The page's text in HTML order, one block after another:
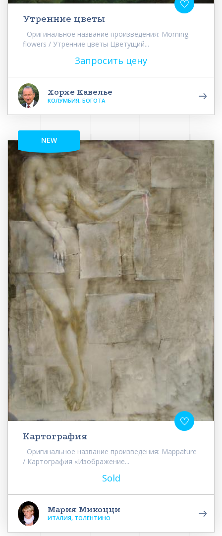
Утренние цветы
Оригинальное название произведения: Morning
flowers / Утренние цветы Цветущий...
Запросить цену
Хорхе Кавелье
КОЛУМБИЯ, БОГОТА
NEW
Картография
Оригинальное название произведения: Mappature
/ Картография «Изображение...
Sold
Мария Микоцци
ИТАЛИЯ, ТОЛЕНТИНО